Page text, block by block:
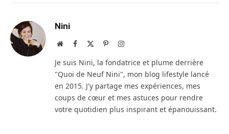
Nini
Site Facebook PinterestInstagram
Je suis Nini, la fondatrice et plume derrière
"Quoi de Neuf Nini", mon blog lifestyle lancé
en 2015. J'y partage mes expériences, mes
coups de cœur et mes astuces pour rendre
votre quotidien plus inspirant et épanouissant.